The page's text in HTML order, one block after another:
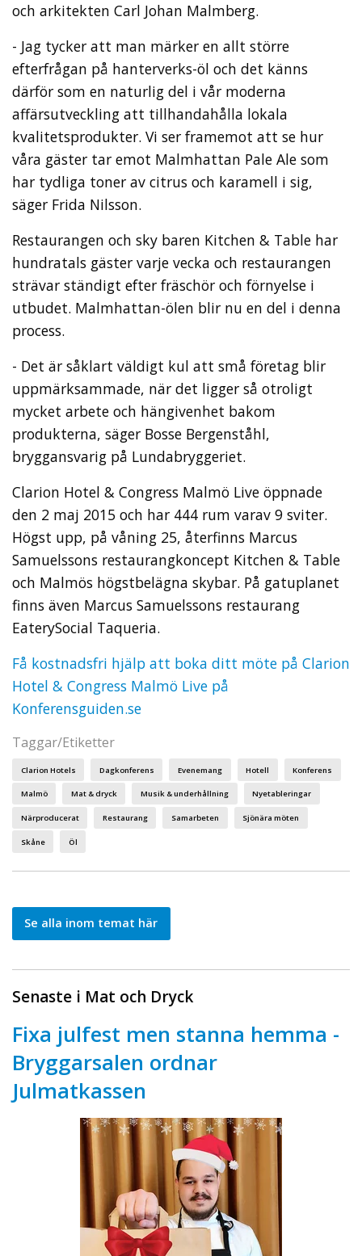
och arkitekten Carl Johan Malmberg.
- Jag tycker att man märker en allt större
efterfrågan på hanterverks-öl och det känns
därför som en naturlig del i vår moderna
affärsutveckling att tillhandahålla lokala
kvalitetsprodukter. Vi ser framemot att se hur
våra gäster tar emot Malmhattan Pale Ale som
har tydliga toner av citrus och karamell i sig,
säger Frida Nilsson.
Restaurangen och sky baren Kitchen & Table har
hundratals gäster varje vecka och restaurangen
strävar ständigt efter fräschör och förnyelse i
utbudet. Malmhattan-ölen blir nu en del i denna
process.
- Det är såklart väldigt kul att små företag blir
uppmärksammade, när det ligger så otroligt
mycket arbete och hängivenhet bakom
produkterna, säger Bosse Bergenståhl,
bryggansvarig på Lundabryggeriet.
Clarion Hotel & Congress Malmö Live öppnade
den 2 maj 2015 och har 444 rum varav 9 sviter.
Högst upp, på våning 25, återfinns Marcus
Samuelssons restaurangkoncept Kitchen & Table
och Malmös högstbelägna skybar. På gatuplanet
finns även Marcus Samuelssons restaurang
EaterySocial Taqueria.
Få kostnadsfri hjälp att boka ditt möte på Clarion
Hotel & Congress Malmö Live på
Konferensguiden.se
Taggar/Etiketter
Clarion Hotels Dagkonferens Evenemang Hotell Konferens
Malmö Mat & dryck Musik & underhållning Nyetableringar
Närproducerat Restaurang Samarbeten Sjönära möten
Skåne Öl
Se alla inom temat här
Senaste i Mat och Dryck
Fixa julfest men stanna hemma -
Bryggarsalen ordnar
Julmatkassen